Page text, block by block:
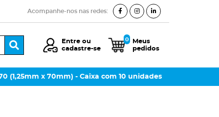
Acompanhe-nos nas redes: Facebook Ícone
Instagram Ícone
Linkedin Ícone
Ícone Pesquisa
Entre ou
cadastre-se
0
Meus
pedidos
(1,25mm x 70mm) - Caixa com 10 unidades